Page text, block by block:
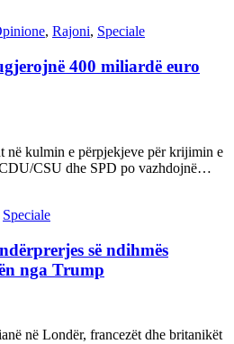
, Rajoni, Speciale
400 miliardë euro
në kulmin e përpjekjeve për krijimin e
CSU dhe SPD po vazhdojnë…
Speciale
së ndihmës
nga Trump
në Londër, francezët dhe britanikët